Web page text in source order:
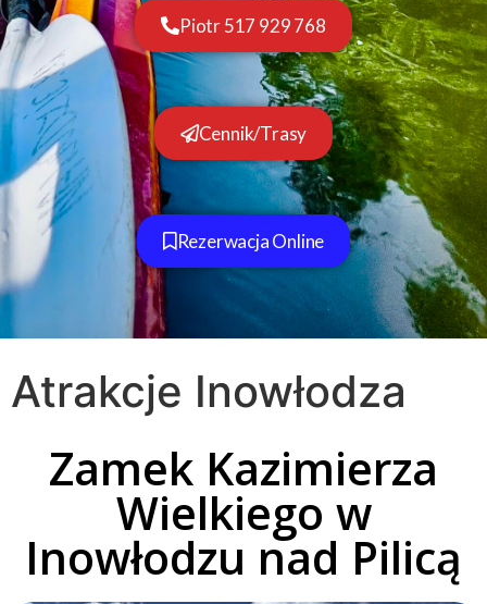
Piotr 517 929 768
Cennik/Trasy
Rezerwacja Online
Atrakcje Inowłodza
Zamek Kazimierza
Wielkiego w
Inowłodzu nad Pilicą